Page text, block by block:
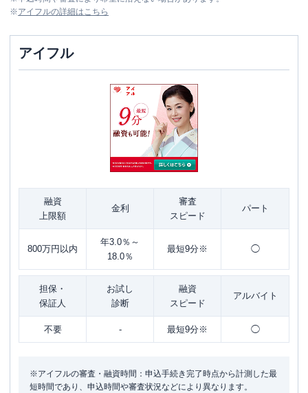
※アイフルの詳細はこちら
アイフル
融資
上限額
金利
審査
スピード
パート
800万円以内
年3.0％～
18.0％
最短9分※ ◯
担保・
保証人
お試し
診断
融資
スピード
アルバイト
不要 - 最短9分※ ◯
※アイフルの審査・融資時間：申込手続き完了時点から計測した最
短時間であり、申込時間や審査状況などにより異なります。